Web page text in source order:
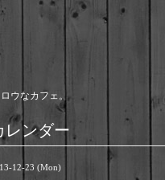
ウなカフェ。
レンダー
12-23 (Mon)